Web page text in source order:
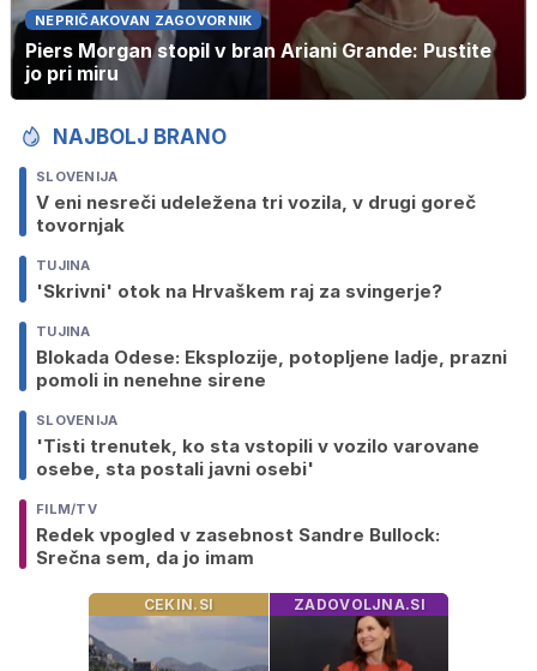
NEPRIČAKOVAN ZAGOVORNIK
Piers Morgan stopil v bran Ariani Grande: Pustite
jo pri miru
NAJBOLJ BRANO
SLOVENIJA
V eni nesreči udeležena tri vozila, v drugi goreč
tovornjak
TUJINA
'Skrivni' otok na Hrvaškem raj za svingerje?
TUJINA
Blokada Odese: Eksplozije, potopljene ladje, prazni
pomoli in nenehne sirene
SLOVENIJA
'Tisti trenutek, ko sta vstopili v vozilo varovane
osebe, sta postali javni osebi'
FILM/TV
Redek vpogled v zasebnost Sandre Bullock:
Srečna sem, da jo imam
CEKIN.SI ZADOVOLJNA.SI